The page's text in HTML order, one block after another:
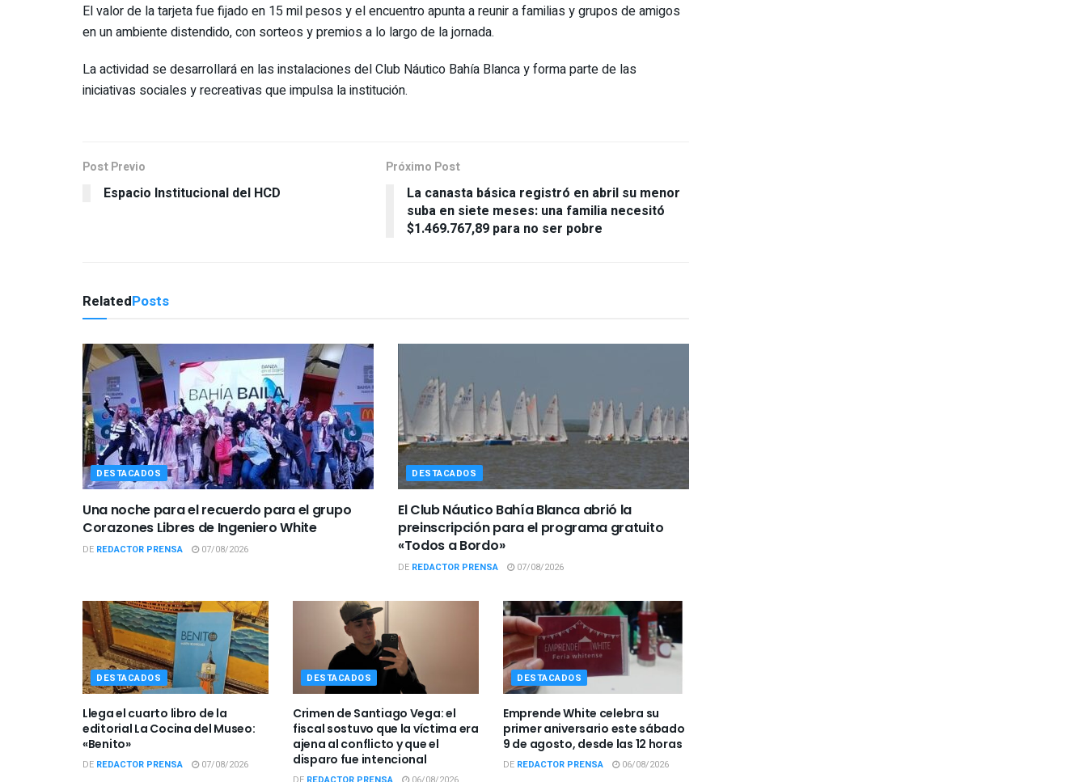
El valor de la tarjeta fue fijado en 15 mil pesos y el encuentro apunta a reunir a familias y grupos de amigos
en un ambiente distendido, con sorteos y premios a lo largo de la jornada.
La actividad se desarrollará en las instalaciones del Club Náutico Bahía Blanca y forma parte de las
iniciativas sociales y recreativas que impulsa la institución.
Post Previo
Espacio Institucional del HCD
Próximo Post
La canasta básica registró en abril su menor
suba en siete meses: una familia necesitó
$1.469.767,89 para no ser pobre
RelatedPosts
DESTACADOS
Una noche para el recuerdo para el grupo
Corazones Libres de Ingeniero White
DE REDACTOR PRENSA 07/08/2026
DESTACADOS
El Club Náutico Bahía Blanca abrió la
preinscripción para el programa gratuito
«Todos a Bordo»
DE REDACTOR PRENSA 07/08/2026
DESTACADOS
Llega el cuarto libro de la
editorial La Cocina del Museo:
«Benito»
DE REDACTOR PRENSA 07/08/2026
DESTACADOS
Crimen de Santiago Vega: el
fiscal sostuvo que la víctima era
ajena al conflicto y que el
disparo fue intencional
DESTACADOS
Emprende White celebra su
primer aniversario este sábado
9 de agosto, desde las 12 horas
DE REDACTOR PRENSA 06/08/2026